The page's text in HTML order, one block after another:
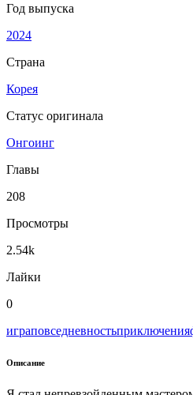
Год выпуска
2024
Страна
Корея
Статус оригинала
Онгоинг
Главы
208
Просмотры
2.54k
Лайки
0
играповседневностьприключения
Описание